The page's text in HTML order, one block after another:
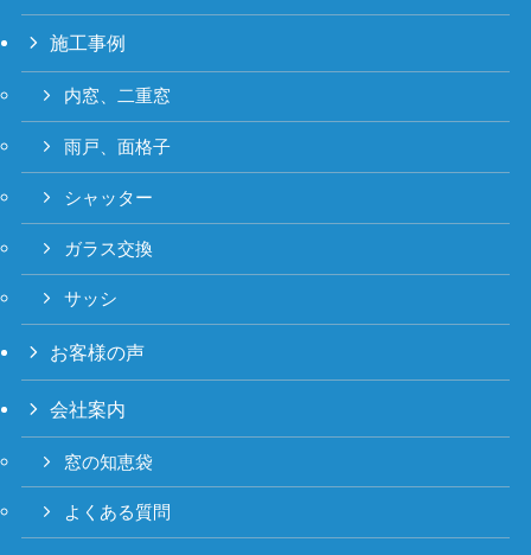
施工事例
内窓、二重窓
雨戸、面格子
シャッター
ガラス交換
サッシ
お客様の声
会社案内
窓の知恵袋
よくある質問